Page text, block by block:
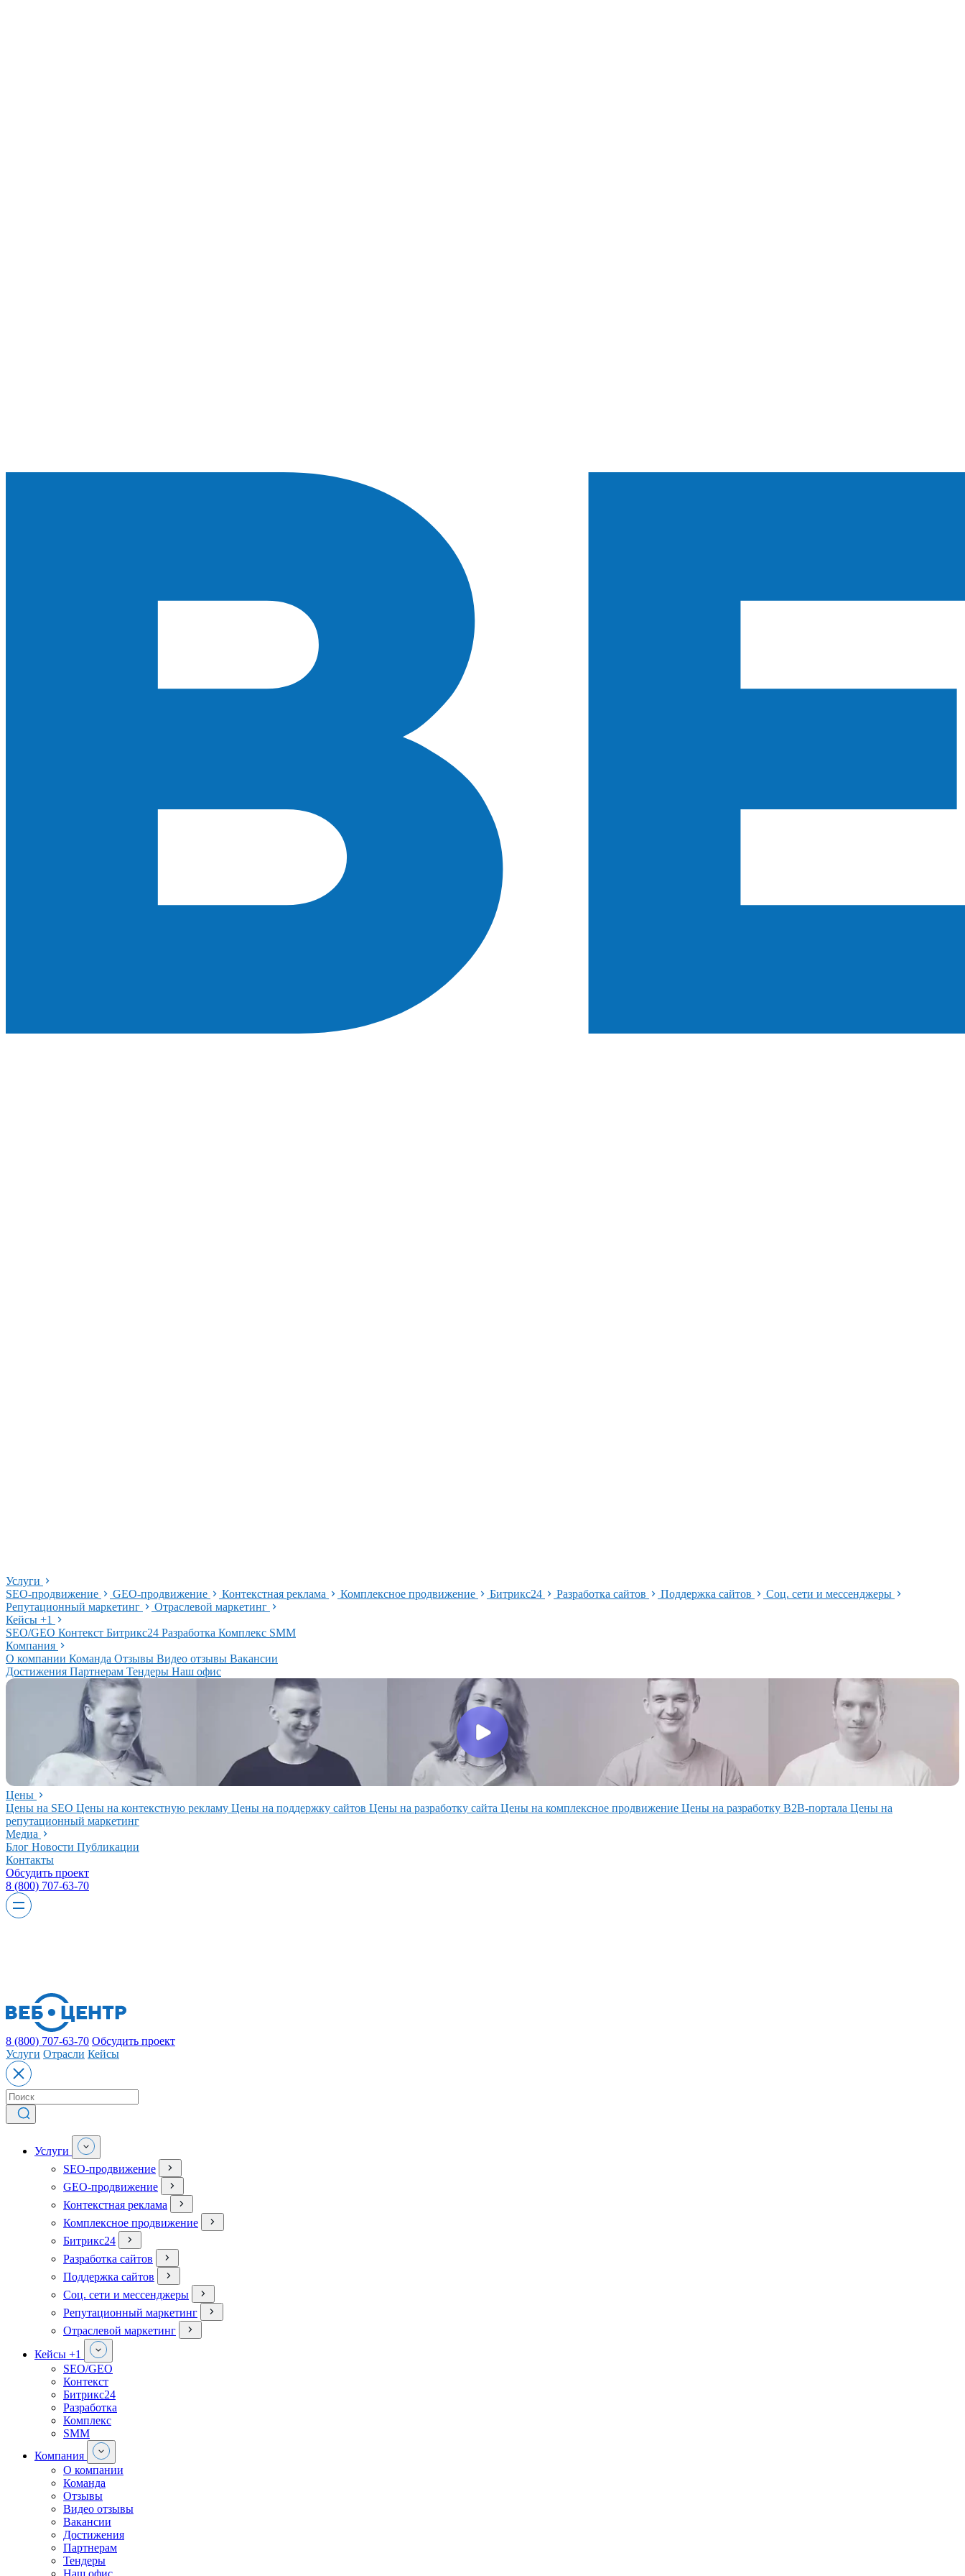
Услуги
SEO-продвижение
GEO-продвижение Контекстная реклама Комплексное продвижение Битрикс24 Разработка сайтов Поддержка сайтов
Соц. сети и мессенджеры
Репутационный маркетинг
Отраслевой маркетинг
Кейсы +1
SEO/GEO Контекст Битрикс24 Разработка Комплекс SMM
Компания
О компании Команда Отзывы Видео отзывы Вакансии
Достижения Партнерам Тендеры Наш офис
Цены
Цены на SEO Цены на контекстную рекламу Цены на поддержку сайтов Цены на разработку сайта Цены на комплексное продвижение Цены на разработку В2В-портала Цены на
репутационный маркетинг
Медиа
Блог Новости Публикации
Контакты
Обсудить проект
8 (800) 707-63-70
8 (800) 707-63-70 Обсудить проект
Услуги Отрасли Кейсы
Услуги
SEO-продвижение
GEO-продвижение
Контекстная реклама
Комплексное продвижение
Битрикс24
Разработка сайтов
Поддержка сайтов
Соц. сети и мессенджеры
Репутационный маркетинг
Отраслевой маркетинг
Кейсы +1
SEO/GEO
Контекст
Битрикс24
Разработка
Комплекс
SMM
Компания
О компании
Команда
Отзывы
Видео отзывы
Вакансии
Достижения
Партнерам
Тендеры
Наш офис